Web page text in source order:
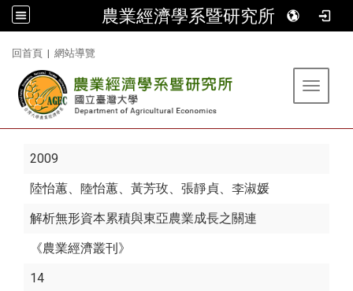
農業經濟學系暨研究所
回首頁 | 網站導覽
Toggle
2009
陸怡蕙、陸怡蕙、黃芳玫、張靜貞、李淑媛
解析無形資本累積與東亞農業成長之關連
《農業經濟叢刊》
14